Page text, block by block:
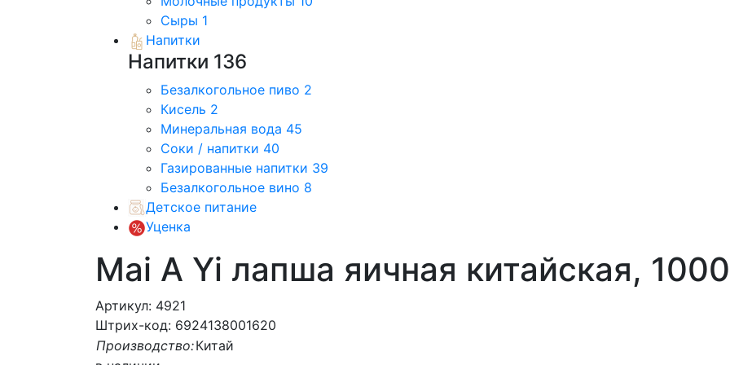
Сыры 1
Напитки
Напитки 136
Безалкогольное пиво 2
Кисель 2
Минеральная вода 45
Соки / напитки 40
Газированные напитки 39
Безалкогольное вино 8
Детское питание
Уценка
Mai A Yi лапша яичная китайская,
Артикул: 4921
Штрих-код: 6924138001620
Производство:Китай